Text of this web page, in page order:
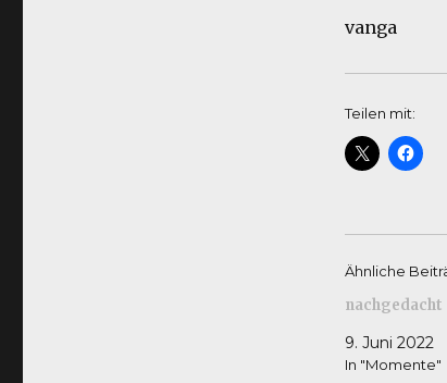
vanga
Teilen mit:
Ähnliche
nachgedacht
9. Juni 2022
In "Momente"